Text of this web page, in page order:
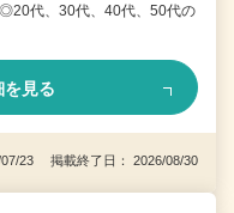
代、30代、40代、50代の
を見る
07/23 掲載終了日： 2026/08/30